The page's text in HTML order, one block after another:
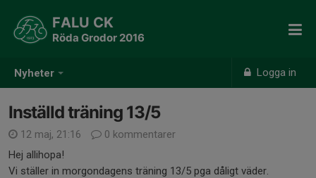
Nyheter Logga in
FALU CK
Röda Grodor 2016
Inställd träning 13/5
12 maj, 21:16
0 kommentarer
Hej allihopa!
Vi ställer in morgondagens träning 13/5 pga dåligt väder.